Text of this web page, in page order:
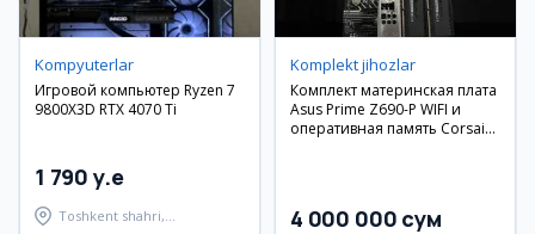
Kompyuterlar
Игровой компьютер Ryzen 7
9800X3D RTX 4070 Ti
1 790 y.e
Toshkent shahri,
Komplekt jihozlar
Комплект материнская плата
Asus Prime Z690-P WIFI и
оперативная память Corsair
4 000 000 сум